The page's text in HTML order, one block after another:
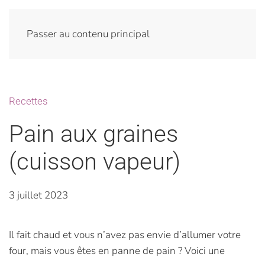
Passer au contenu principal
Recettes
Pain aux graines
(cuisson vapeur)
3 juillet 2023
Il fait chaud et vous n’avez pas envie d’allumer votre
four, mais vous êtes en panne de pain ? Voici une